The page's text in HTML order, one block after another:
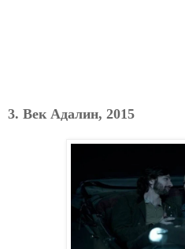
3. Век Адалин, 2015